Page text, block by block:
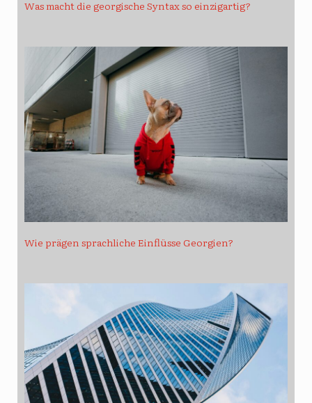
Was macht die georgische Syntax so einzigartig?
Wie prägen sprachliche Einflüsse Georgien?